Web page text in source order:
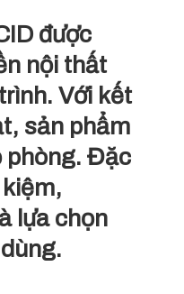
được
nội thất
Với kết
sản phẩm
phòng. Đặc
lựa chọn